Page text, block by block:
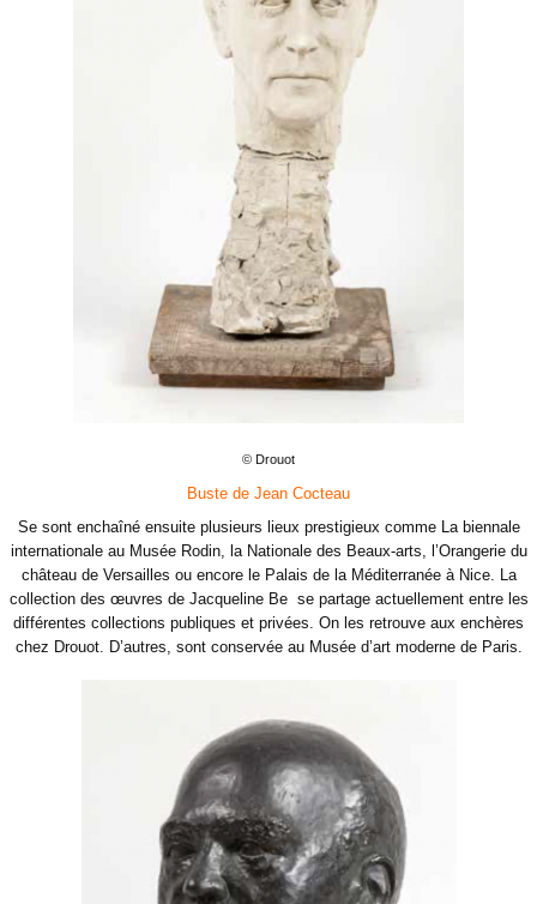
© Drouot
Buste de Jean Cocteau
Se sont enchaîné ensuite plusieurs lieux prestigieux comme La biennale
internationale au Musée Rodin, la Nationale des Beaux-arts, l’Orangerie du
château de Versailles ou encore le Palais de la Méditerranée à Nice. La
collection des œuvres de Jacqueline Be se partage actuellement entre les
différentes collections publiques et privées. On les retrouve aux enchères
chez Drouot. D’autres, sont conservée au Musée d’art moderne de Paris.